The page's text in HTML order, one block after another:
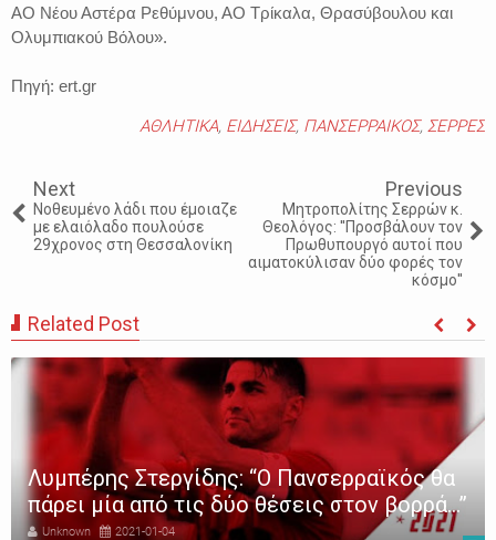
ΑΟ Νέου Αστέρα Ρεθύμνου, ΑΟ Τρίκαλα, Θρασύβουλου και
Ολυμπιακού Βόλου».
Πηγή: ert.gr
ΑΘΛΗΤΙΚΑ, ΕΙΔΗΣΕΙΣ, ΠΑΝΣΕΡΡΑΙΚΟΣ, ΣΕΡΡΕΣ
Next
Νοθευμένο λάδι που έμοιαζε
με ελαιόλαδο πουλούσε
29χρονος στη Θεσσαλονίκη
Previous
Μητροπολίτης Σερρών κ.
Θεολόγος: ''Προσβάλουν τον
Πρωθυπουργό αυτοί που
αιματοκύλισαν δύο φορές τον
κόσμο''
Related Post
Λυμπέρης Στεργίδης: “Ο Πανσερραϊκός θα
πάρει μία από τις δύο θέσεις στον βορρά…”
Unknown 2021-01-04